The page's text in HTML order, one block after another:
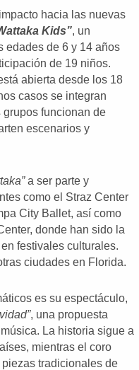
hacia las nuevas
Kids”, un
edades de 6 y 14 años
de 19 niños.
abierta desde los 18
casos se integran
funcionan de
escenarios y
a ser parte y
como el Straz Center
City Ballet, así como
donde han sido la
festivales culturales.
ciudades en Florida.
es su espectáculo,
, una propuesta
La historia sigue a
mientras el coro
tradicionales de